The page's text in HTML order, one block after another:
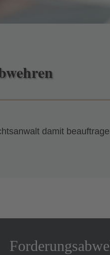
damit